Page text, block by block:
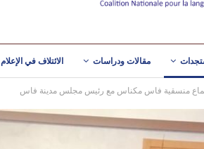
مقالات ودراسات الائتلاف في الإعلام
منسقية فاس مكناس مع رئيس مجلس مدينة فاس